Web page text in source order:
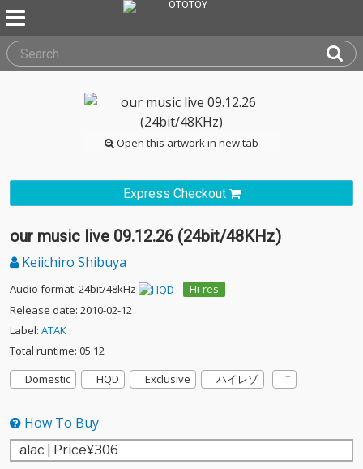
Open this artwork in new tab
Express Checkout
our music live 09.12.26 (24bit/48KHz)
Keiichiro Shibuya
Audio format: 24bit/48kHz
Hi-res
Release date: 2010-02-12
Label: ATAK
Total runtime: 05:12
Domestic
HQD Exclusive ハイレゾ
How To Buy